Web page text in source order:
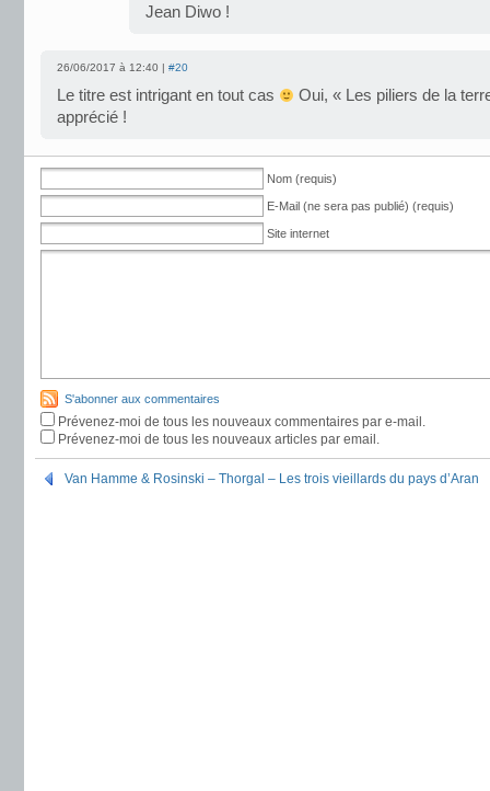
Jean Diwo !
26/06/2017 à 12:40 | #20
Le titre est intrigant en tout cas
Oui, « Les piliers de la
apprécié !
Nom (requis)
E-Mail (ne sera pas publié) (requis)
Site internet
S'abonner aux commentaires
Prévenez-moi de tous les nouveaux commentaires par e-mail.
Prévenez-moi de tous les nouveaux articles par email.
Van Hamme & Rosinski – Thorgal – Les trois vieillards du pays d’Aran